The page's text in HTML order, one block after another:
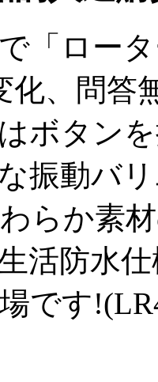
で「ロー
化、問答
ボタン
振動バ
らか素
活防水
です